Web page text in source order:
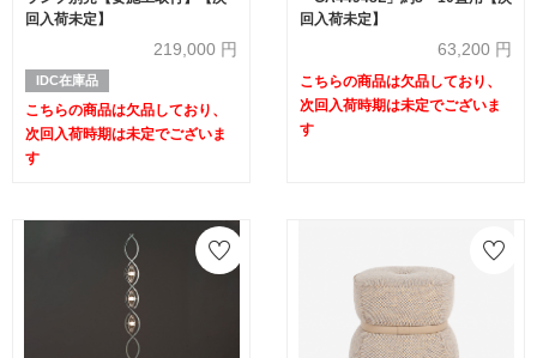
回入荷未定】
219,000 円
IDC在庫品
こちらの商品は欠品しており、
次回入荷時期は未定でございま
す
回入荷未定】
63,200 円
こちらの商品は欠品しており、
次回入荷時期は未定でございま
す